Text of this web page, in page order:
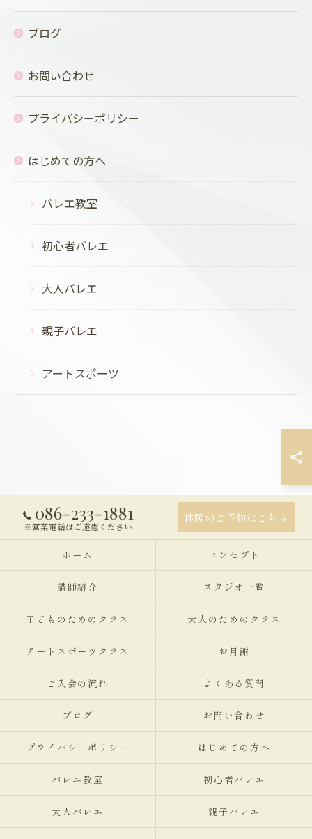
ブログ
お問い合わせ
プライバシーポリシー
はじめての方へ
バレエ教室
初心者バレエ
大人バレエ
親子バレエ
アートスポーツ
086-233-1881
※営業電話はご遠慮ください
体験のご予約はこちら
ホーム コンセプト
講師紹介 スタジオ一覧
子どものためのクラス 大人のためのクラス
アートスポーツクラス お月謝
ご入会の流れ よくある質問
ブログ お問い合わせ
プライバシーポリシー はじめての方へ
バレエ教室 初心者バレエ
大人バレエ 親子バレエ